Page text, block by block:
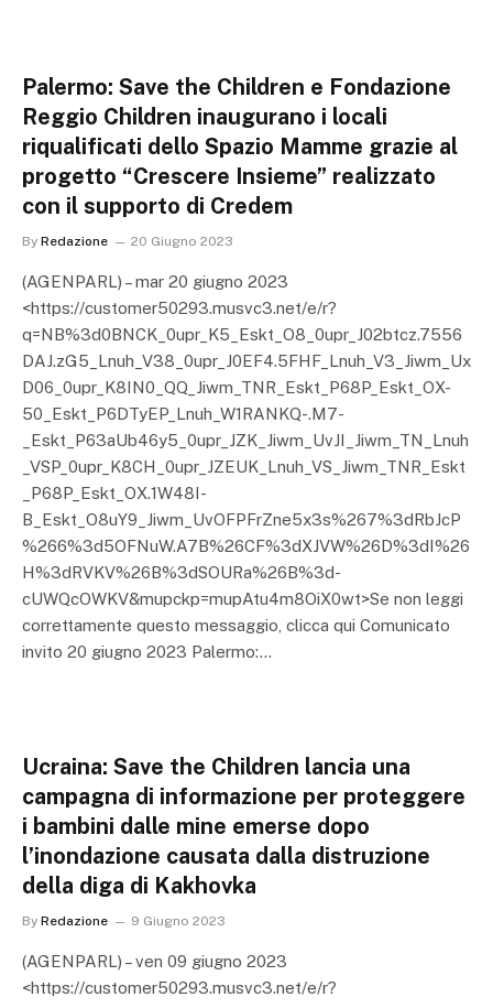
Palermo: Save the Children e Fondazione
Reggio Children inaugurano i locali
riqualificati dello Spazio Mamme grazie al
progetto “Crescere Insieme” realizzato
con il supporto di Credem
By Redazione 20 Giugno 2023
(AGENPARL) – mar 20 giugno 2023
<https://customer50293.musvc3.net/e/r?
q=NB%3d0BNCK_0upr_K5_Eskt_O8_0upr_J02btcz.7556
DAJ.zG5_Lnuh_V38_0upr_J0EF4.5FHF_Lnuh_V3_Jiwm_Ux
D06_0upr_K8IN0_QQ_Jiwm_TNR_Eskt_P68P_Eskt_OX-
50_Eskt_P6DTyEP_Lnuh_W1RANKQ-.M7-
_Eskt_P63aUb46y5_0upr_JZK_Jiwm_UvJI_Jiwm_TN_Lnuh
_VSP_0upr_K8CH_0upr_JZEUK_Lnuh_VS_Jiwm_TNR_Eskt
_P68P_Eskt_OX.1W48I-
B_Eskt_O8uY9_Jiwm_UvOFPFrZne5x3s%267%3dRbJcP
%266%3d5OFNuW.A7B%26CF%3dXJVW%26D%3dI%26
H%3dRVKV%26B%3dSOURa%26B%3d-
cUWQcOWKV&mupckp=mupAtu4m8OiX0wt>Se non leggi
correttamente questo messaggio, clicca qui Comunicato
invito 20 giugno 2023 Palermo:…
Ucraina: Save the Children lancia una
campagna di informazione per proteggere
i bambini dalle mine emerse dopo
l’inondazione causata dalla distruzione
della diga di Kakhovka
By Redazione 9 Giugno 2023
(AGENPARL) – ven 09 giugno 2023
<https://customer50293.musvc3.net/e/r?